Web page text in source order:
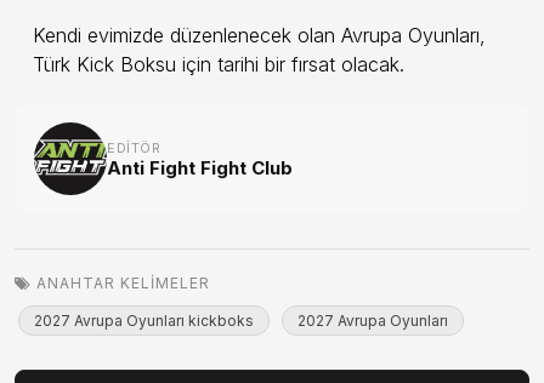
Kendi evimizde düzenlenecek olan Avrupa Oyunları,
Türk Kick Boksu için tarihi bir fırsat olacak.
EDITÖR
Anti Fight Fight Club
ANAHTAR KELIMELER
2027 Avrupa Oyunları kickboks 2027 Avrupa Oyunları